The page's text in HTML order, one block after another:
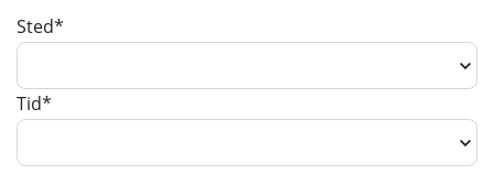
Sted*
Tid*